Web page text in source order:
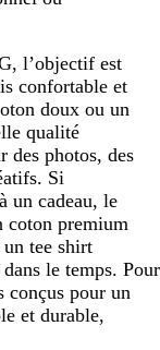
l’objectif est
confortable et
doux ou un
qualité
des photos, des
Si
un cadeau, le
coton premium
un tee shirt
le temps. Pour
conçus pour un
et durable,